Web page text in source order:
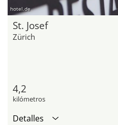
hotel.de
St. Josef
Zürich
4,2
kilómetros
Detalles